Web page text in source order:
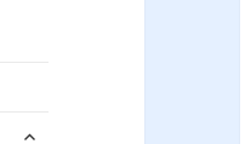
ouvrir